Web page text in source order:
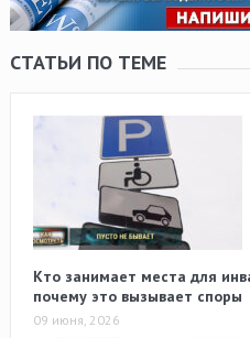
СТАТЬИ ПО ТЕМЕ
Кто занимает места для
почему это вызывает споры
09 июня, 2026